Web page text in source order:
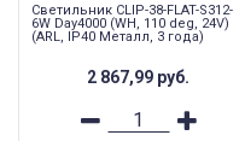
Светильник CLIP-38-FLAT-S312-
6W Day4000 (WH, 110 deg, 24V)
(ARL, IP40 Металл, 3 года)
2 867,99 руб.